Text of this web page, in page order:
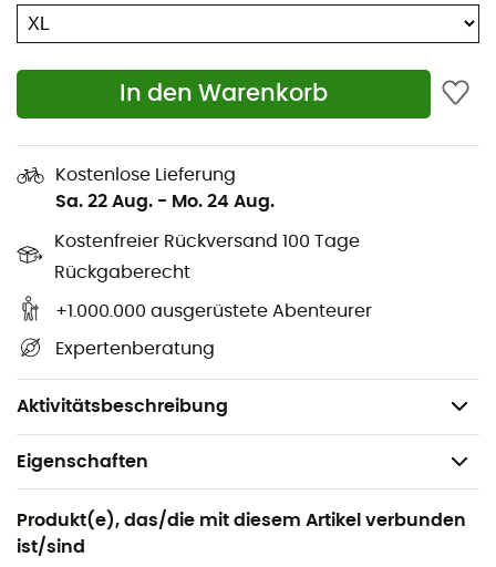
In den Warenkorb
Kostenlose Lieferung
Sa. 22 Aug. - Mo. 24 Aug.
Kostenfreier Rückversand 100 Tage
Rückgaberecht
+1.000.000 ausgerüstete Abenteurer
Expertenberatung
Aktivitätsbeschreibung
Elastischer Bund
Druckknopf
Interner Kordelzug am Beinabschluss für optimale
Anpassung
Bluesign® zertifiziert
Material: Nylon 75D (125 g/m², 100 % Polyester)
Gewicht: 275 g
Eigenschaften
Geeignet für
Wandern / Trekking
Produkt(e), das/die mit diesem Artikel verbunden
ist/sind